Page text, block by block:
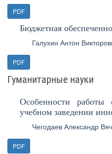
PDF
Бюджетная
Галухин Антон
PDF
Гуманитарные науки
Особенности
учебном заведении
Чегодаев Александр
PDF